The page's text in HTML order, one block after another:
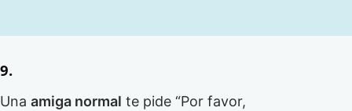
9.
Una amiga normal te pide “Por favor,